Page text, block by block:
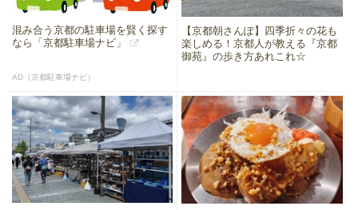
混み合う京都の駐車場を賢く探す
なら「京都駐車場ナビ」
AD（京都駐車場ナビ）
【京都朝さんぽ】四季折々の花も
楽しめる！京都人が教える『京都
御苑』の歩き方あれこれ☆